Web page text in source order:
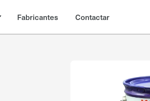
Fabricantes Contactar